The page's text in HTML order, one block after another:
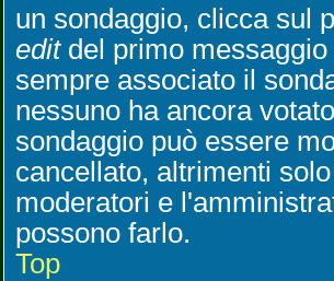
un sondaggio, clicca sul
editdel primo messaggio
sempre associato il
nessuno ha ancora
sondaggio può essere
cancellato, altrimenti
moderatori e
possono farlo.
Top